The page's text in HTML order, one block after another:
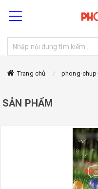
Trang chủ phong-
SẢN PHẨM